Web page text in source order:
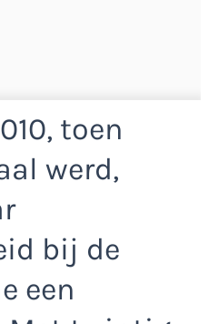
toen
werd,
bij de
een